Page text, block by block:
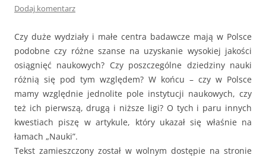
Dodaj komentarz
Czy duże wydziały i małe centra badawcze mają w Polsce
podobne czy różne szanse na uzyskanie wysokiej jakości
osiągnięć naukowych? Czy poszczególne dziedziny nauki
różnią się pod tym względem? W końcu – czy w Polsce
mamy względnie jednolite pole instytucji naukowych, czy
też ich pierwszą, drugą i niższe ligi? O tych i paru innych
kwestiach piszę w artykule, który ukazał się właśnie na
łamach „Nauki”.
Tekst zamieszczony został w wolnym dostępie na stronie